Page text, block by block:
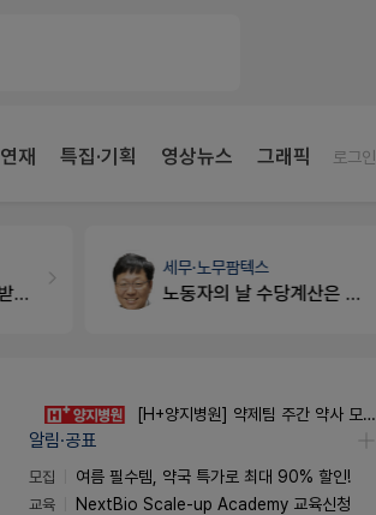
재 특집·기획 영상뉴스 그래픽 로그인
노동자의 날 수당계산은 어떻게 되나요
약국세무미래 세무법인
경단녀요건중 근로스득원천징수액
[H+양지병원] 약제팀 주간 약사 모집 (정규직)
알림·공표
모집
여름 필수템, 약국 특가로 최대 90% 할인!
교육
NextBio Scale-up Academy 교육신청